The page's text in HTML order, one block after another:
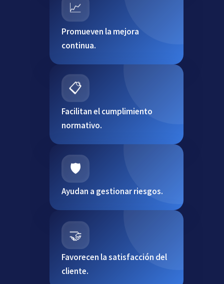
📈
Promueven la mejora
continua.
📋
Facilitan el cumplimiento
normativo.
🛡️
Ayudan a gestionar riesgos.
🤝
Favorecen la satisfacción del
cliente.